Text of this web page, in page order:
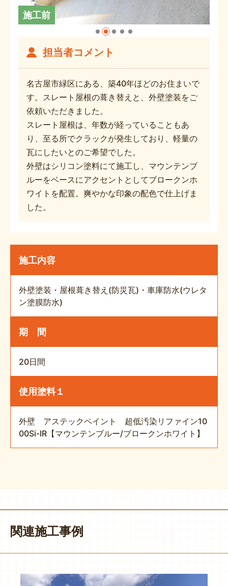
施工前
担当者コメント
名古屋市緑区にある、築40年ほどのお住まいで
す。スレート屋根の葺き替えと、外壁塗装をご
依頼いただきました。
スレート屋根は、年数が経っていることもあ
り、至る所でクラックが発生しており、軽量の
瓦にしたいとのご希望でした。
外壁はシリコン塗料にて施工し、マウンテンブ
ルーをベースにアクセントとしてブロークンホ
ワイトを配置。爽やかな印象の配色で仕上げま
した。
施工内容
外壁塗装・屋根葺き替え(防災瓦)・車庫防水(ウレタ
ン塗膜防水)
期 間
20日間
使用塗料１
外壁 アステックペイント 超低汚染リファイン10
00Si-IR【マウンテンブルー/ブロークンホワイト】
関連施工事例